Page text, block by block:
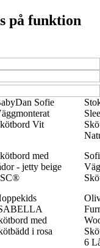
på funktion
Sofie
Vit
med
- jetty beige
med
i rosa
6